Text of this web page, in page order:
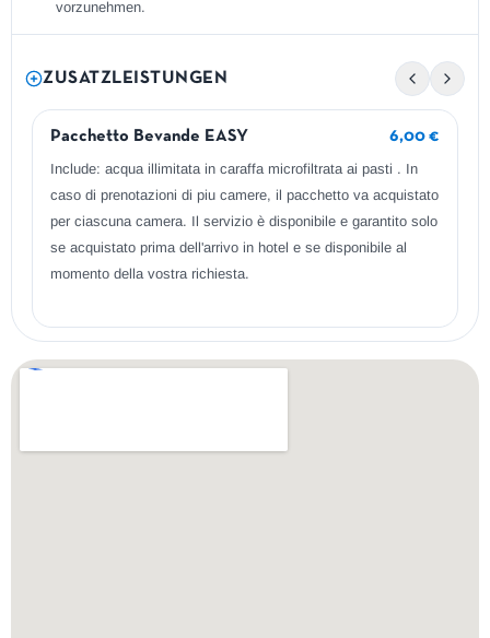
vorzunehmen.
ZUSATZLEISTUNGEN
Pacchetto Bevande EASY 6,00 €
Include: acqua illimitata in caraffa microfiltrata ai pasti . In
caso di prenotazioni di piu camere, il pacchetto va acquistato
per ciascuna camera. Il servizio è disponibile e garantito solo
se acquistato prima dell'arrivo in hotel e se disponibile al
momento della vostra richiesta.